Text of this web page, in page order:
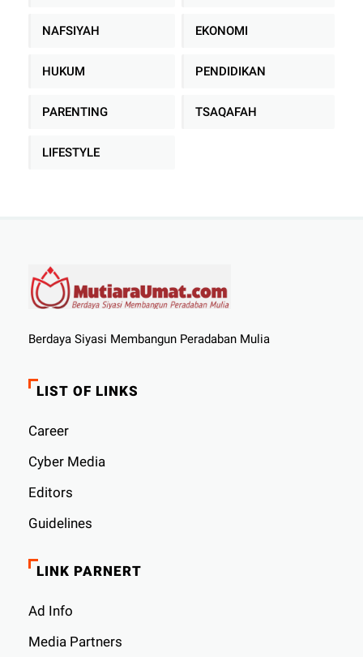
NAFSIYAH EKONOMI
HUKUM PENDIDIKAN
PARENTING TSAQAFAH
LIFESTYLE
Berdaya Siyasi Membangun Peradaban Mulia
LIST OF LINKS
Career
Cyber ​​Media
Editors
Guidelines
LINK PARNERT
Ad Info
Media Partners